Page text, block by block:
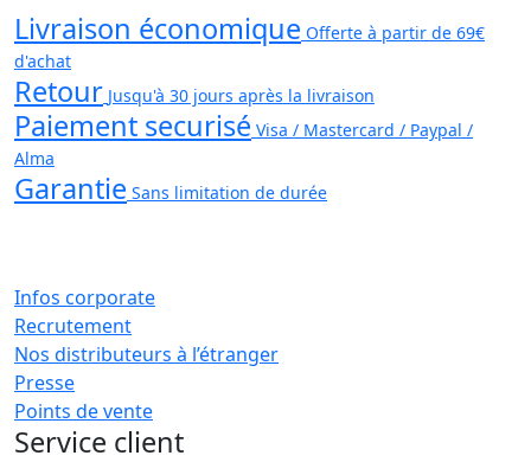
Livraison économique Offerte à partir de 69€
d'achat
Retour Jusqu'à 30 jours après la livraison
Paiement securisé Visa / Mastercard / Paypal /
Alma
Garantie Sans limitation de durée
Infos corporate
Recrutement
Nos distributeurs à l’étranger
Presse
Points de vente
Service client